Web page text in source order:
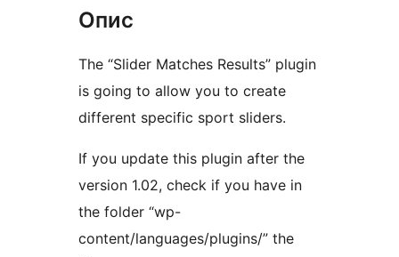
Опис
The “Slider Matches Results” plugin
is going to allow you to create
different specific sport sliders.
If you update this plugin after the
version 1.02, check if you have in
the folder “wp-
content/languages/plugins/” the